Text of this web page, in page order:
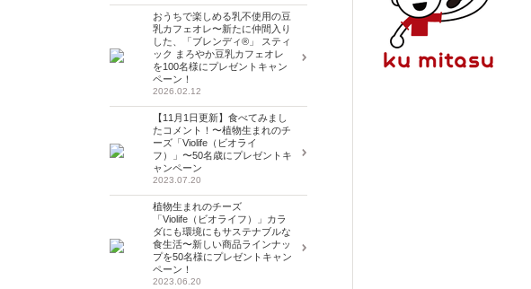
おうちで楽しめる乳不使用の豆
乳カフェオレ〜新たに仲間入り
した、「ブレンディ®」 スティ
ック まろやか豆乳カフェオレ
を100名様にプレゼントキャン
ペーン！
2026.02.12
【11月1日更新】食べてみまし
たコメント！〜植物生まれのチ
ーズ「Violife（ビオライ
フ）」〜50名歳にプレゼントキ
ャンペーン
2023.07.20
植物生まれのチーズ
「Violife（ビオライフ）」カラ
ダにも環境にもサステナブルな
食生活〜新しい商品ラインナッ
プを50名様にプレゼントキャン
ペーン！
2023.06.20